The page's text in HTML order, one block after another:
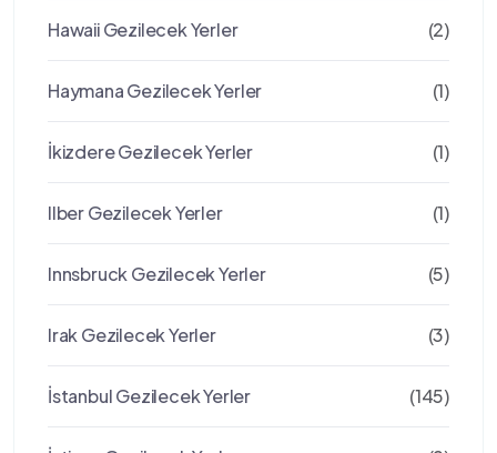
Hawaii Gezilecek Yerler (2)
Haymana Gezilecek Yerler (1)
İkizdere Gezilecek Yerler (1)
Ilber Gezilecek Yerler (1)
Innsbruck Gezilecek Yerler (5)
Irak Gezilecek Yerler (3)
İstanbul Gezilecek Yerler (145)